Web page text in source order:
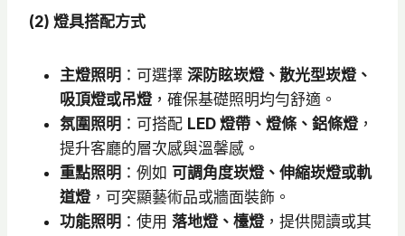
(2) 燈具搭配方式
主燈照明 ：可選擇 深防眩崁燈、散光型崁燈、
吸頂燈或吊燈，確保基礎照明均勻舒適。
氛圍照明 ：可搭配 LED 燈帶、燈條、鋁條燈，
提升客廳的層次感與溫馨感。
重點照明 ：例如 可調角度崁燈、伸縮崁燈或軌
道燈，可突顯藝術品或牆面裝飾。
功能照明 ：使用 落地燈、檯燈，提供閱讀或其